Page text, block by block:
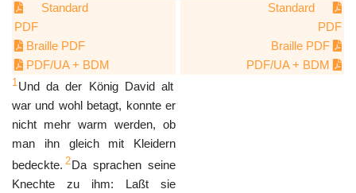
Standard
PDF
Braille PDF
PDF/UA + BDM
1Und da der König David alt
war und wohl betagt, konnte er
nicht mehr warm werden, ob
man ihn gleich mit Kleidern
bedeckte. 2Da sprachen seine
Knechte zu ihm: Laßt sie
Standard
PDF